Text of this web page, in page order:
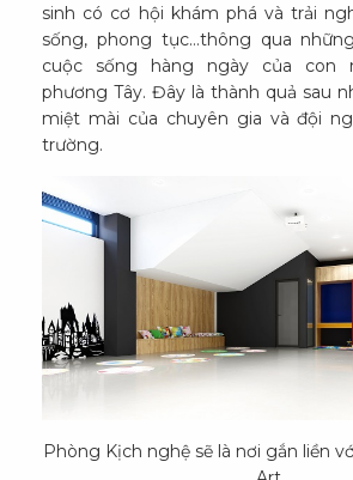
sinh có cơ hội khám phá và trải
sống, phong tục…thông qua
cuộc sống hàng ngày của con
phương Tây. Đây là thành quả sau
miệt mài của chuyên gia và đội
trường.
Phòng Kịch nghệ sẽ là nơi gắn liền